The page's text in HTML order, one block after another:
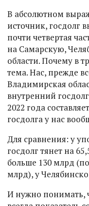
В абсолютном
источник, госдолг
почти четвертая
на Самарскую,
области. Почему в
тема. Нас, прежде
Владимирская
внутренний
2022 года
госдолга у нас
Для сравнения: у
госдолг тянет на
больше 130 млрд
млрд), у
И нужно понимать,